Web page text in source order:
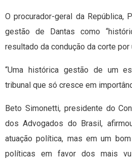
O procurador-geral da República,
gestão de Dantas como
resultado da condução da corte por
“Uma histórica gestão de um
tribunal que só cresce em
Beto Simonetti, presidente do
dos Advogados do Brasil,
atuação política, mas em um
políticas em favor dos mais